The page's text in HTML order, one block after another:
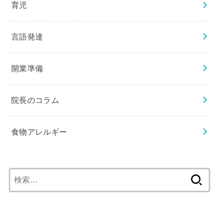
育児
言語発達
開業準備
院長のコラム
食物アレルギー
索: